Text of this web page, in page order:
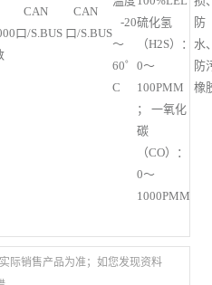
CAN
口/S.BUS
CAN
口/S.BUS
-20
～
60゜
C
硫化氢
（H2S）：
0～
100PMM
； 一氧化
碳
（CO）：
0～
1000PMM
防
水
防
橡
际销售产品为准；如您发现资料